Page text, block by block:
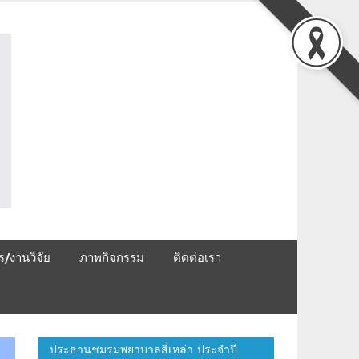
ชมรมพยาบาลสี่เหล่า
/งานวิจัย ภาพกิจกรรม ติดต่อเรา
ประธานชมรมพยาบาลสี่เหล่า ประจำปี